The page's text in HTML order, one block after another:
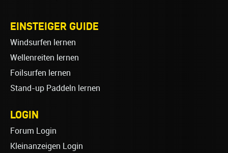
EINSTEIGER GUIDE
Windsurfen lernen
Wellenreiten lernen
Foilsurfen lernen
Stand-up Paddeln lernen
LOGIN
Forum Login
Kleinanzeigen Login